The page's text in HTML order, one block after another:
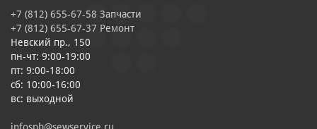
+7 (812) 655-67-58 Запчасти
+7 (812) 655-67-37 Ремонт
Невский пр., 150
пн-чт: 9:00-19:00
пт: 9:00-18:00
сб: 10:00-16:00
вс: выходной